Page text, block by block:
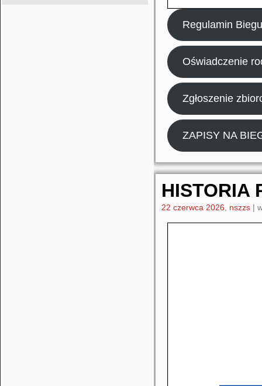
Regulamin Biegu
Oświadczenie
Zgłoszenie
ZAPISY NA
HISTORIA
22 czerwca 2026 nszzs |